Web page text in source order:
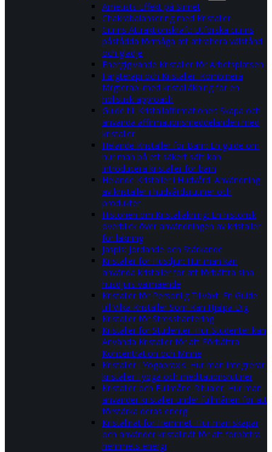
Ametists Effekt på Sinnet
Chakrabalansering med Kristaller
Citrins Attraktionskraft: Utforska citrins
påstådda förmåga att attrahera välstånd
och glädje
Energigivande Kristaller för Arbetsplatsen
Färgterapi och Kristaller: Kombinera
färgterapi med kristalläkning för en
holistisk approach
Guide till Kristallaffirmationer: Skapa och
använda affirmationsmeddelanden med
kristaller
Helande Kristaller för Barn: En guide om
hur man på ett säkert sätt kan
introducera kristaller för barn
Helande Kristaller i Hudvård: Användning
av kristaller i hudvårdsrutiner och
produkter
Historien om Kristalläkning: En historisk
överblick över användningen av kristaller
för läkning
Jaspis: Jordande och Stärkande
Kristaller för Husdjur: Hur man kan
använda kristaller för att förbättra sina
husdjurs välmående
Kristaller för Personlig Tillväxt: En Guide
till Vilka Kristaller Som Kan Hjälpa Dig
Kristaller för Stresshantering
Kristaller för Studenter: Hur Studenter kan
Använda Kristaller för att Förbättra
Koncentration och Minne
Kristaller i Yogapraxis: Hur man integrerar
kristaller i yoga och meditationsrutiner
Kristaller och Fullmåne Ritualer: Hur man
använder kristaller under fullmånen för att
förstärka deras energi
Kristallnät för Hemmet: Hur man skapar
och använder kristallnät för att förbättra
hemmets energi